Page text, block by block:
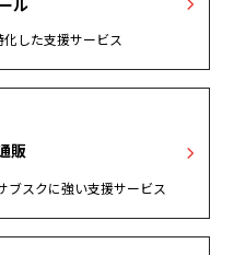
した支援サービス
販
ブスクに強い支援サービス